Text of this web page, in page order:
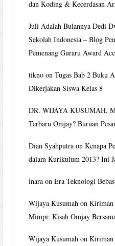
dan Koding & Kecerdasan
Juli Adalah Bulannya Dedi
Sekolah Indonesia – Blog
Pemenang Guraru Award
tikno onTugas Bab 2 Buku
Dikerjakan Siswa Kelas 8
DR. WIJAYA KUSUMAH,
Terbaru Omjay? Buruan
Dian Syahputra onKenapa
dalam Kurikulum 2013? Ini
inara onEra Teknologi
Wijaya Kusumah onKiriman
Mimpi: Kisah Omjay
Wijaya Kusumah onKiriman